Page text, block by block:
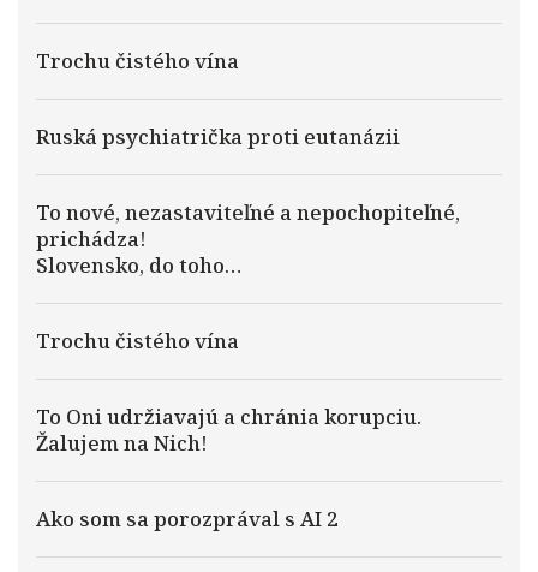
Trochu čistého vína
Ruská psychiatrička proti eutanázii
To nové, nezastaviteľné a nepochopiteľné,
prichádza!
Slovensko, do toho…
Trochu čistého vína
To Oni udržiavajú a chránia korupciu.
Žalujem na Nich!
Ako som sa porozprával s AI 2